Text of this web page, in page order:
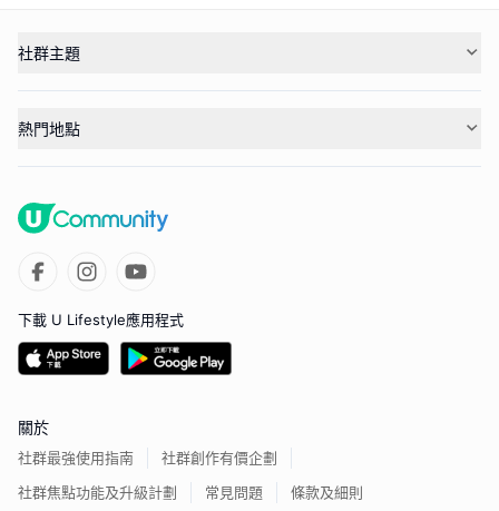
社群主題
熱門地點
下載 U Lifestyle應用程式
關於
社群最強使用指南
社群創作有價企劃
社群焦點功能及升級計劃
常見問題 條款及細則